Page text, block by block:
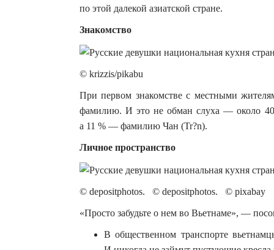
по этой далекой азиатской стране.
Знакомство
© krizzis/pikabu
При первом знакомстве с местными
фамилию. И это не обман слуха — около
а 11 % — фамилию Чан (Tr?n).
Личное пространство
© depositphotos. © depositphotos. © pixabay
«Просто забудьте о нем во Вьетнаме», —
В общественном транспорте